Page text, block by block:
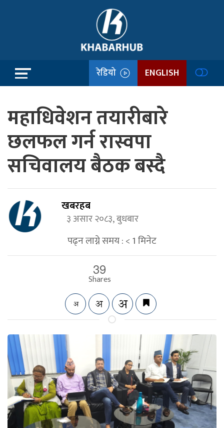
रेडियो ENGLISH
महाधिवेशन तयारीबारे
छलफल गर्न रास्वपा
सचिवालय बैठक बस्दै
खबरहब
३ असार २०८३, बुधबार
पढ्न लाग्ने समय :< 1मिनेट
39
Shares